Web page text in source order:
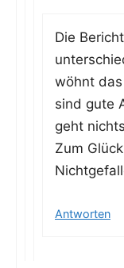
Die
wöhnt
sind gute
geht
Zum
Antworten